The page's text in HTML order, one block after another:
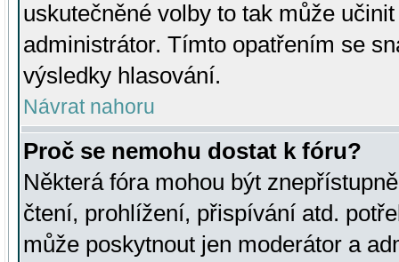
uskutečněné volby to tak může
administrátor. Tímto opatřením se
výsledky hlasování.
Návrat nahoru
Proč se nemohu dostat k fóru?
Některá fóra mohou být
čtení, prohlížení, přispívání atd.
může poskytnout jen moderátor a